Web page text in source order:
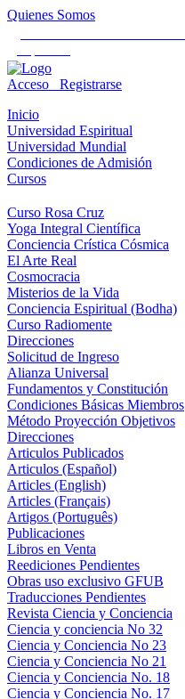
Quienes Somos
Acceso
Registrarse
Inicio
Universidad Espiritual
Universidad Mundial
Condiciones de Admisión
Cursos
Curso Rosa Cruz
Yoga Integral Científica
Conciencia Crística Cósmica
El Arte Real
Cosmocracia
Misterios de la Vida
Conciencia Espiritual (Bodha)
Curso Radiomente
Direcciones
Solicitud de Ingreso
Alianza Universal
Fundamentos y Constitución
Condiciones Básicas Miembros
Método Proyección Objetivos
Direcciones
Articulos Publicados
Articulos (Español)
Articles (English)
Articles (Français)
Artigos (Português)
Publicaciones
Libros en Venta
Reediciones Pendientes
Obras uso exclusivo GFUB
Traducciones Pendientes
Revista Ciencia y Conciencia
Ciencia y conciencia No 32
Ciencia y Conciencia No 23
Ciencia y Conciencia No 21
Ciencia y Conciencia No. 18
Ciencia y Conciencia No. 17